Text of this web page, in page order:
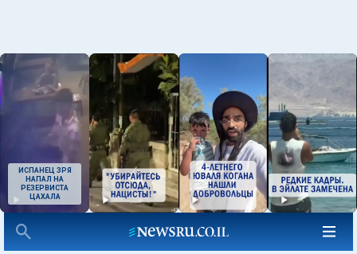
ИСПАНЕЦ ЗРЯ
НАПАЛ НА
РЕЗЕРВИСТА
ЦАХАЛА